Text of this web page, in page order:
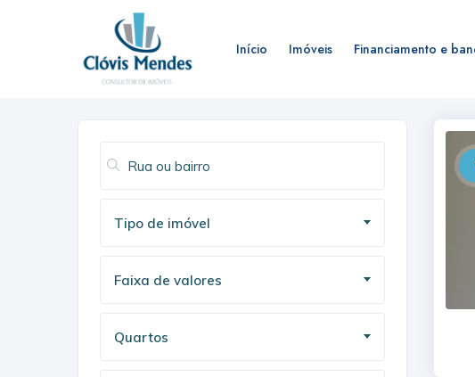
Início Imóveis Financiamento e
Tipo de imóvel
Faixa de valores
Quartos